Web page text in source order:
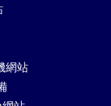
網站